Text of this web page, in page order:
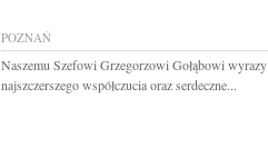
POZNAŃ
Naszemu Szefowi Grzegorzowi Gołąbowi wyrazy
najszczerszego współczucia oraz serdeczne...